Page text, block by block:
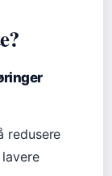
redusere